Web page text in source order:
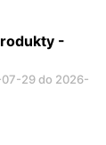
-
29 do 2026-